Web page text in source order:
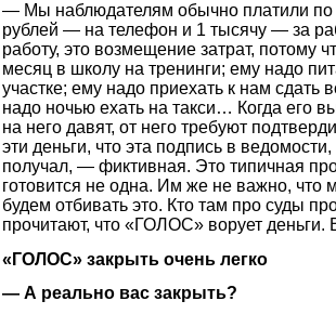
— Мы наблюдателям обычно платили по
рублей — на телефон и 1 тысячу — за
работу, это возмещение затрат, потому
месяц в школу на тренинги; ему надо
участке; ему надо приехать к нам сдать
надо ночью ехать на такси… Когда его
на него давят, от него требуют
эти деньги, что эта подпись в
получал, — фиктивная. Это типичная
готовится не одна. Им же не важно, что
будем отбивать это. Кто там про суды
прочитают, что «ГОЛОС» ворует деньги.
«ГОЛОС» закрыть очень легко
— А реально вас закрыть?